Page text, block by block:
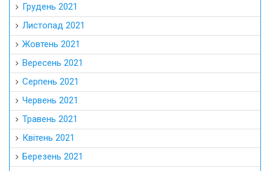
Грудень 2021
Листопад 2021
Жовтень 2021
Вересень 2021
Серпень 2021
Червень 2021
Травень 2021
Квітень 2021
Березень 2021